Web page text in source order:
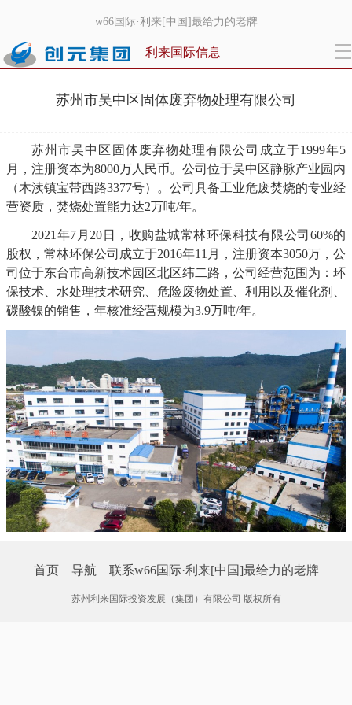
w66国际·利来[中国]最给力的老牌
利来国际信息
苏州市吴中区固体废弃物处理有限公司
苏州市吴中区固体废弃物处理有限公司成立于1999年5
月，注册资本为8000万人民币。公司位于吴中区静脉产业园内
（木渎镇宝带西路3377号）。公司具备工业危废焚烧的专业经
营资质，焚烧处置能力达2万吨/年。
2021年7月20日，收购盐城常林环保科技有限公司60%的
股权，常林环保公司成立于2016年11月，注册资本3050万，公
司位于东台市高新技术园区北区纬二路，公司经营范围为：环
保技术、水处理技术研究、危险废物处置、利用以及催化剂、
碳酸镍的销售，年核准经营规模为3.9万吨/年。
首页 导航 联系w66国际·利来[中国]最给力的老牌
苏州利来国际投资发展（集团）有限公司 版权所有